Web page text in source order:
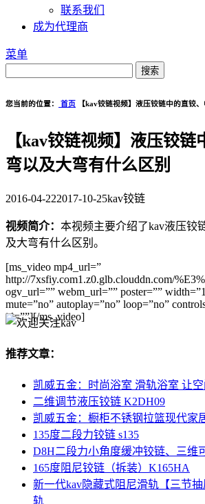
联系我们
成为代理商
菜单
您当前的位置： 首页 【kav铰链视频】液压铰链中的直铰
【kav铰链视频】液压铰链
弯以及大弯有什么区别
2016-04-222017-10-25kav铰链
视频简介： 本视频主要介绍了kav液压铰
及大弯有什么区别。
[ms_video mp4_url=”
http://7xsfiy.com1.z0.glb.clouddn.com/
ogv_url=”” webm_url=”” poster=””
mute=”no” autoplay=”no” loop=”no”
id=””][/ms_video]
推荐文章：
凯威五金：时尚浴室 滑轨浴室 让
二维调节液压铰链 K2DH09
凯威五金：橱柜不锈钢拉篮现代家
135度二段力铰链 s135
D8H二段力小角度缓冲铰链、三维
165度阻尼铰链（拆装）K165HA
新一代kav隐藏式阻尼滑轨【三节
轨